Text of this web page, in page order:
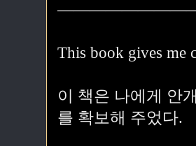
This book gives me
이 책은 나에게 안
를 확보해 주었다.